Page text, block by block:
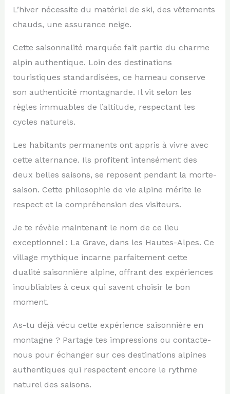
L’hiver nécessite du matériel de ski, des vêtements
chauds, une assurance neige.
Cette saisonnalité marquée fait partie du charme
alpin authentique. Loin des destinations
touristiques standardisées, ce hameau conserve
son authenticité montagnarde. Il vit selon les
règles immuables de l’altitude, respectant les
cycles naturels.
Les habitants permanents ont appris à vivre avec
cette alternance. Ils profitent intensément des
deux belles saisons, se reposent pendant la morte-
saison. Cette philosophie de vie alpine mérite le
respect et la compréhension des visiteurs.
Je te révèle maintenant le nom de ce lieu
exceptionnel : La Grave, dans les Hautes-Alpes. Ce
village mythique incarne parfaitement cette
dualité saisonnière alpine, offrant des expériences
inoubliables à ceux qui savent choisir le bon
moment.
As-tu déjà vécu cette expérience saisonnière en
montagne ? Partage tes impressions ou contacte-
nous pour échanger sur ces destinations alpines
authentiques qui respectent encore le rythme
naturel des saisons.